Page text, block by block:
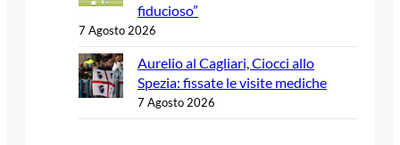
fiducioso”
7 Agosto 2026
Aurelio al Cagliari, Ciocci allo
Spezia: fissate le visite mediche
7 Agosto 2026